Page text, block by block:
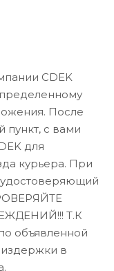
CDEK
После
пункт, с вами
для
курьера. При
удостоверяющий
Т.К
объявленной
в